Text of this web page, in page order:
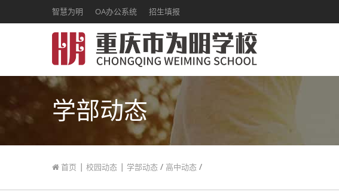
智慧为明 OA办公系统 招生填报
学部动态
首页 | 校园动态 | 学部动态 / 高中动态 /